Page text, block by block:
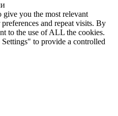
give you the most relevant
and repeat visits. By
to the use of ALL the cookies.
to provide a controlled